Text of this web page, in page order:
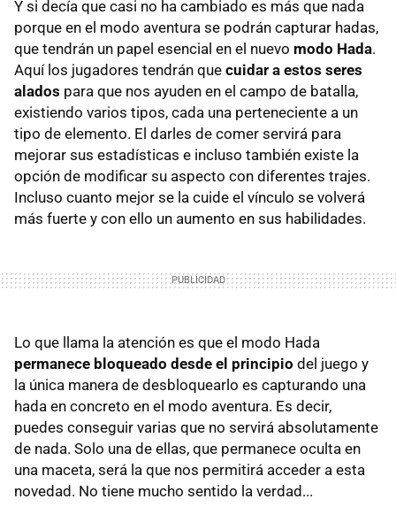
Y si decía que casi no ha cambiado es más que nada
porque en el modo aventura se podrán capturar hadas,
que tendrán un papel esencial en el nuevo modo Hada.
Aquí los jugadores tendrán que cuidar a estos seres
alados para que nos ayuden en el campo de batalla,
existiendo varios tipos, cada una perteneciente a un
tipo de elemento. El darles de comer servirá para
mejorar sus estadísticas e incluso también existe la
opción de modificar su aspecto con diferentes trajes.
Incluso cuanto mejor se la cuide el vínculo se volverá
más fuerte y con ello un aumento en sus habilidades.
Lo que llama la atención es que el modo Hada
permanece bloqueado desde el principio del juego y
la única manera de desbloquearlo es capturando una
hada en concreto en el modo aventura. Es decir,
puedes conseguir varias que no servirá absolutamente
de nada. Solo una de ellas, que permanece oculta en
una maceta, será la que nos permitirá acceder a esta
novedad. No tiene mucho sentido la verdad...